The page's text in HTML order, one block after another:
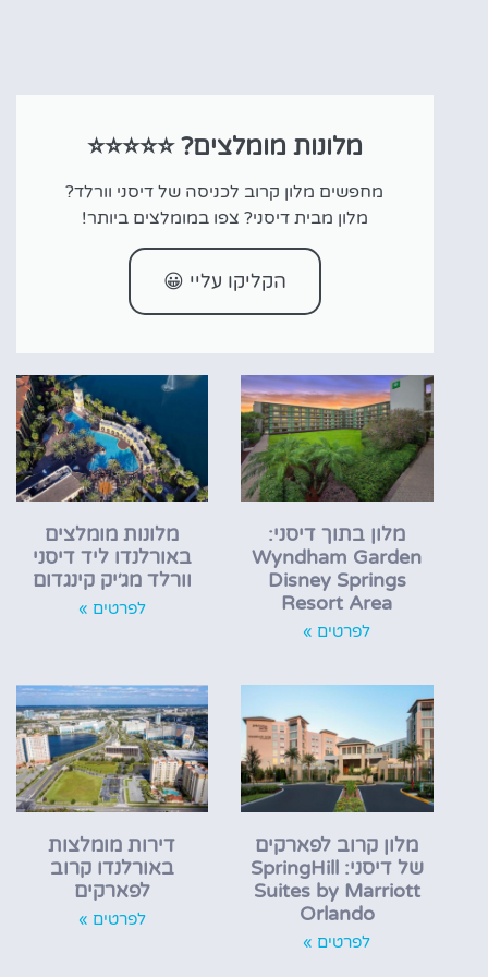
מלונות מומלצים? ⭐⭐⭐⭐⭐
מחפשים מלון קרוב לכניסה של דיסני וורלד?
מלון מבית דיסני? צפו במומלצים ביותר!
הקליקו עליי 😀
מלון בתוך דיסני:
Wyndham Garden
Disney Springs
Resort Area
לפרטים »
מלונות מומלצים
באורלנדו ליד דיסני
וורלד מג׳יק קינגדום
לפרטים »
מלון קרוב לפארקים
של דיסני: SpringHill
Suites by Marriott
Orlando
לפרטים »
דירות מומלצות
באורלנדו קרוב
לפארקים
לפרטים »